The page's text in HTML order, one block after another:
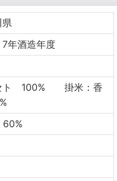
県
年酒造年度
ト 100% 掛米：香